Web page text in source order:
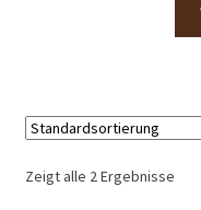
Widerrufsbelehrung
Zeigt alle 2 Ergebnisse